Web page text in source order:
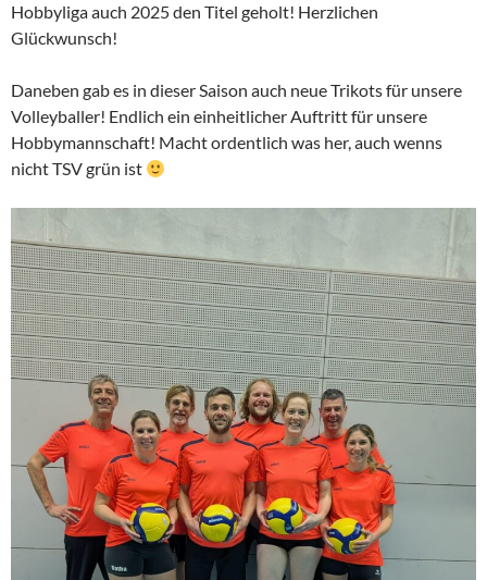
Hobbyliga auch 2025 den Titel geholt! Herzlichen
Glückwunsch!
Daneben gab es in dieser Saison auch neue Trikots für unsere
Volleyballer! Endlich ein einheitlicher Auftritt für unsere
Hobbymannschaft! Macht ordentlich was her, auch wenns
nicht TSV grün ist